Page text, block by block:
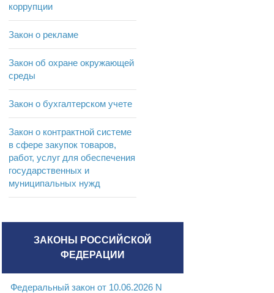
коррупции
Закон о рекламе
Закон об охране окружающей
среды
Закон о бухгалтерском учете
Закон о контрактной системе
в сфере закупок товаров,
работ, услуг для обеспечения
государственных и
муниципальных нужд
ЗАКОНЫ РОССИЙСКОЙ
ФЕДЕРАЦИИ
Федеральный закон от 10.06.2026 N